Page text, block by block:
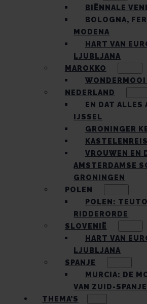
BIËNNALE
BOLOGNA,
MODENA
HART VAN
LJUBLJANA
MAROKKO
WONDERMOOI
NEDERLAND
EN DAT ALLES
IJSSEL
GRONINGER
KASTELENREIS
VROUWEN EN
AMSTERDAMSE
GRONINGEN
POLEN
POLEN:
RIDDERORDE
SLOVENIË
HART VAN
LJUBLJANA
SPANJE
MURCIA: DE
VAN ZUID-SPANJE
THEMA’S